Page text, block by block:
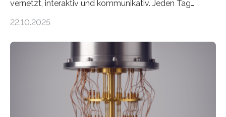
vernetzt, interaktiv und kommunikativ. Jeden Tag
oft von Autor*innen, die eng zusammenarbeiten. Neue
werden schnell weiterentwickelt. Dies ist der Alltag in
der Forschung der Quantentheorie, die dieses Jahr 100
Jahre alt geworden ist, weshalb die UNESCO 2025 zum
Internationalen Jahr der Quantenwissenschaft und -
technologie ausgerufen hat. Doch nun hat eine
22.10.2025